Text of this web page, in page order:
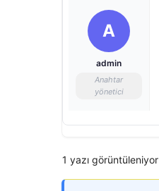
A
admin
Anahtar
yönetici
1 yazı